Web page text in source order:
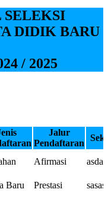
SELEKSI
DIDIK BARU
/ 2025
Jalur
Pendaftaran
Afirmasi
Baru Prestasi